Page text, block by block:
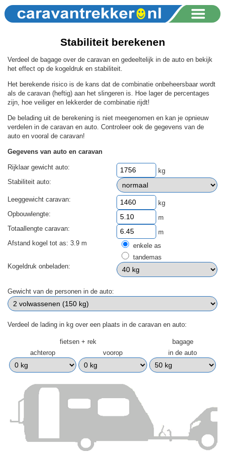
Stabiliteit berekenen
Verdeel de bagage over de caravan en gedeeltelijk in de auto en bekijk
het effect op de kogeldruk en stabiliteit.
Het berekende risico is de kans dat de combinatie onbeheersbaar wordt
als de caravan (heftig) aan het slingeren is. Hoe lager de percentages
zijn, hoe veiliger en lekkerder de combinatie rijdt!
De belading uit de berekening is niet meegenomen en kan je opnieuw
verdelen in de caravan en auto. Controleer ook de gegevens van de
auto en vooral de caravan!
Gegevens van auto en caravan
Rijklaar gewicht auto:
kg
Stabiliteit auto:
Leeggewicht caravan:
kg
Opbouwlengte:
m
Totaallengte caravan:
m
Afstand kogel tot as: 3.9 m
enkele as
tandemas
Kogeldruk onbeladen:
Gewicht van de personen in de auto:
Verdeel de lading in kg over een plaats in de caravan en auto:
fietsen + rek
bagage
achterop
voorop in de auto